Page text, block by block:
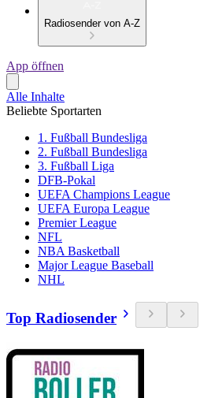
Radiosender von A-Z
App öffnen
Alle Inhalte
Beliebte Sportarten
1. Fußball Bundesliga
2. Fußball Bundesliga
3. Fußball Liga
DFB-Pokal
UEFA Champions League
UEFA Europa League
Premier League
NFL
NBA Basketball
Major League Baseball
NHL
Top Radiosender